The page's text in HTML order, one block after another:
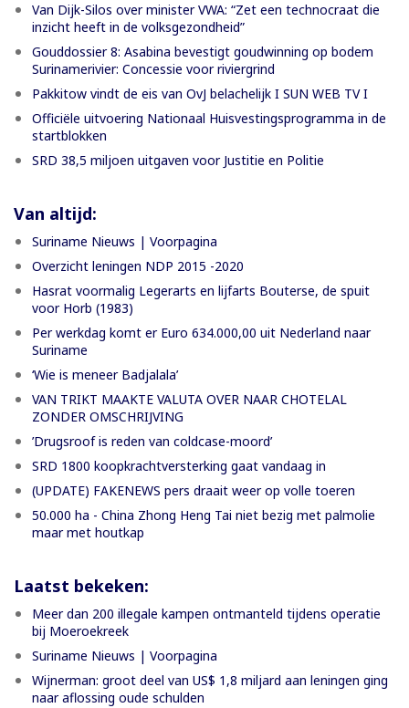
Van Dijk-Silos over minister VWA: “Zet een technocraat die
inzicht heeft in de volksgezondheid”
Gouddossier 8: Asabina bevestigt goudwinning op bodem
Surinamerivier: Concessie voor riviergrind
Pakkitow vindt de eis van OvJ belachelijk I SUN WEB TV I
Officiële uitvoering Nationaal Huisvestingsprogramma in de
startblokken
SRD 38,5 miljoen uitgaven voor Justitie en Politie
Van altijd:
Suriname Nieuws | Voorpagina
Overzicht leningen NDP 2015 -2020
Hasrat voormalig Legerarts en lijfarts Bouterse, de spuit
voor Horb (1983)
Per werkdag komt er Euro 634.000,00 uit Nederland naar
Suriname
‘Wie is meneer Badjalala’
VAN TRIKT MAAKTE VALUTA OVER NAAR CHOTELAL
ZONDER OMSCHRIJVING
’Drugsroof is reden van coldcase-moord’
SRD 1800 koopkrachtversterking gaat vandaag in
(UPDATE) FAKENEWS pers draait weer op volle toeren
50.000 ha - China Zhong Heng Tai niet bezig met palmolie
maar met houtkap
Laatst bekeken:
Meer dan 200 illegale kampen ontmanteld tijdens operatie
bij Moeroekreek
Suriname Nieuws | Voorpagina
Wijnerman: groot deel van US$ 1,8 miljard aan leningen ging
naar aflossing oude schulden